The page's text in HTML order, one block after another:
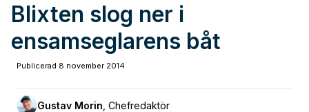
Blixten slog ner i
ensamseglarens båt
Publicerad 8 november 2014
Gustav Morin Chefredaktör